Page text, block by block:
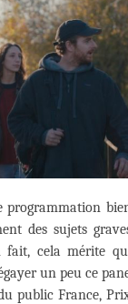
programmation
des sujets
fait, cela mérite
un peu ce
public France,